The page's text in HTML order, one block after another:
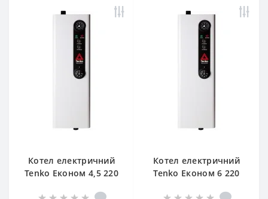
Котел електричний
Tenko Економ 4,5 220
Котел електричний
Tenko Економ 6 220